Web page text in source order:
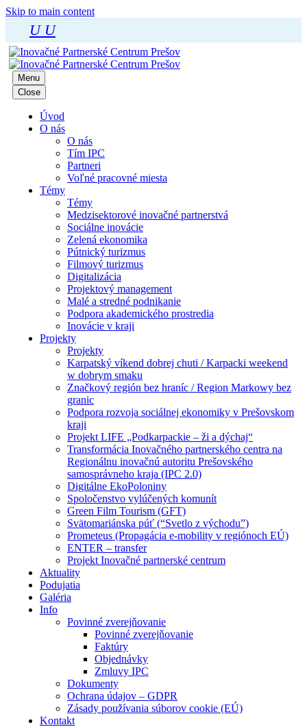
Skip to main content
U U
Menu
Close
Úvod
O nás
O nás
Tím IPC
Partneri
Voľné pracovné miesta
Témy
Témy
Medzisektorové inovačné partnerstvá
Sociálne inovácie
Zelená ekonomika
Pútnický turizmus
Filmový turizmus
Digitalizácia
Projektový management
Malé a stredné podnikanie
Podpora akademického prostredia
Inovácie v kraji
Projekty
Projekty
Karpatský víkend dobrej chuti / Karpacki weekend
w dobrym smaku
Značkový región bez hraníc / Region Markowy bez
granic
Podpora rozvoja sociálnej ekonomiky v Prešovskom
kraji
Projekt LIFE „Podkarpackie – ži a dýchaj“
Transformácia Inovačného partnerského centra na
Regionálnu inovačnú autoritu Prešovského
samosprávneho kraja (IPC 2.0)
Digitálne EkoPoloniny
Spoločenstvo vylúčených komunít
Green Film Tourism (GFT)
Svätomariánska púť (“Svetlo z východu”)
Prometeus (Propagácia e-mobility v regiónoch EÚ)
ENTER – transfer
Projekt Inovačné partnerské centrum
Aktuality
Podujatia
Galéria
Info
Povinné zverejňovanie
Povinné zverejňovanie
Faktúry
Objednávky
Zmluvy IPC
Dokumenty
Ochrana údajov – GDPR
Zásady používania súborov cookie (EÚ)
Kontakt